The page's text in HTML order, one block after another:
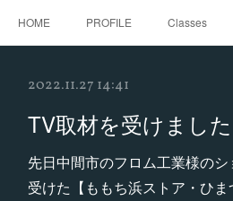
HOME PROFILE Classes
2022.11.27 14:41
TV取材を受けました
先日中間市のフロム工業様の
受けた【ももち浜ストア・ひ